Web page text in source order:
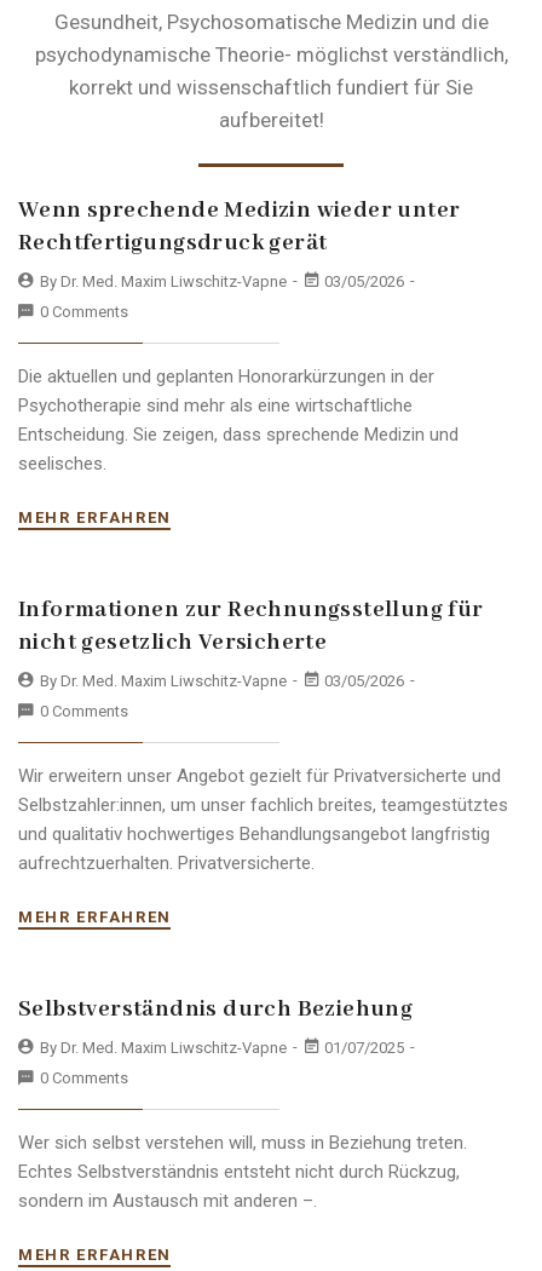
Gesundheit, Psychosomatische Medizin und die
psychodynamische Theorie- möglichst verständlich,
korrekt und wissenschaftlich fundiert für Sie
aufbereitet!
Wenn sprechende Medizin wieder unter
Rechtfertigungsdruck gerät
By Dr. Med. Maxim Liwschitz-Vapne
03/05/2026
0 Comments
Die aktuellen und geplanten Honorarkürzungen in der
Psychotherapie sind mehr als eine wirtschaftliche
Entscheidung. Sie zeigen, dass sprechende Medizin und
seelisches.
MEHR ERFAHREN
Informationen zur Rechnungsstellung für
nicht gesetzlich Versicherte
By Dr. Med. Maxim Liwschitz-Vapne
03/05/2026
0 Comments
Wir erweitern unser Angebot gezielt für Privatversicherte und
Selbstzahler:innen, um unser fachlich breites, teamgestütztes
und qualitativ hochwertiges Behandlungsangebot langfristig
aufrechtzuerhalten. Privatversicherte.
MEHR ERFAHREN
Selbstverständnis durch Beziehung
By Dr. Med. Maxim Liwschitz-Vapne
01/07/2025
0 Comments
Wer sich selbst verstehen will, muss in Beziehung treten.
Echtes Selbstverständnis entsteht nicht durch Rückzug,
sondern im Austausch mit anderen –.
MEHR ERFAHREN